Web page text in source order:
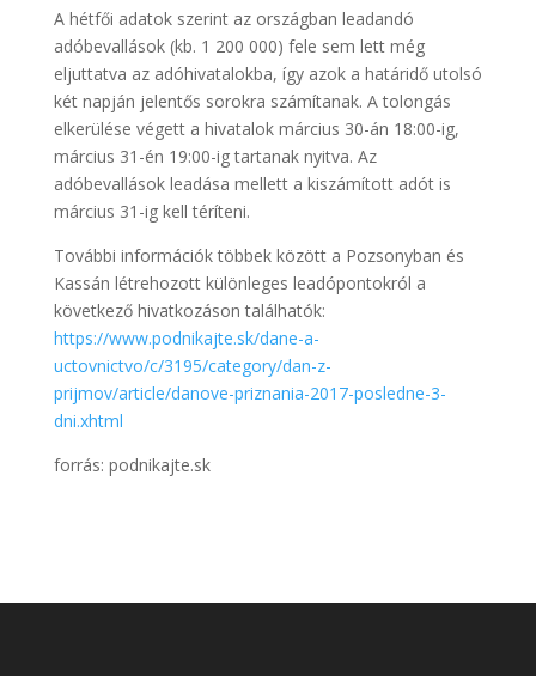
A hétfői adatok szerint az országban leadandó
adóbevallások (kb. 1 200 000) fele sem lett még
eljuttatva az adóhivatalokba, így azok a határidő utolsó
két napján jelentős sorokra számítanak. A tolongás
elkerülése végett a hivatalok március 30-án 18:00-ig,
március 31-én 19:00-ig tartanak nyitva. Az
adóbevallások leadása mellett a kiszámított adót is
március 31-ig kell téríteni.
További információk többek között a Pozsonyban és
Kassán létrehozott különleges leadópontokról a
következő hivatkozáson találhatók:
https://www.podnikajte.sk/dane-a-
uctovnictvo/c/3195/category/dan-z-
prijmov/article/danove-priznania-2017-posledne-3-
dni.xhtml
forrás: podnikajte.sk